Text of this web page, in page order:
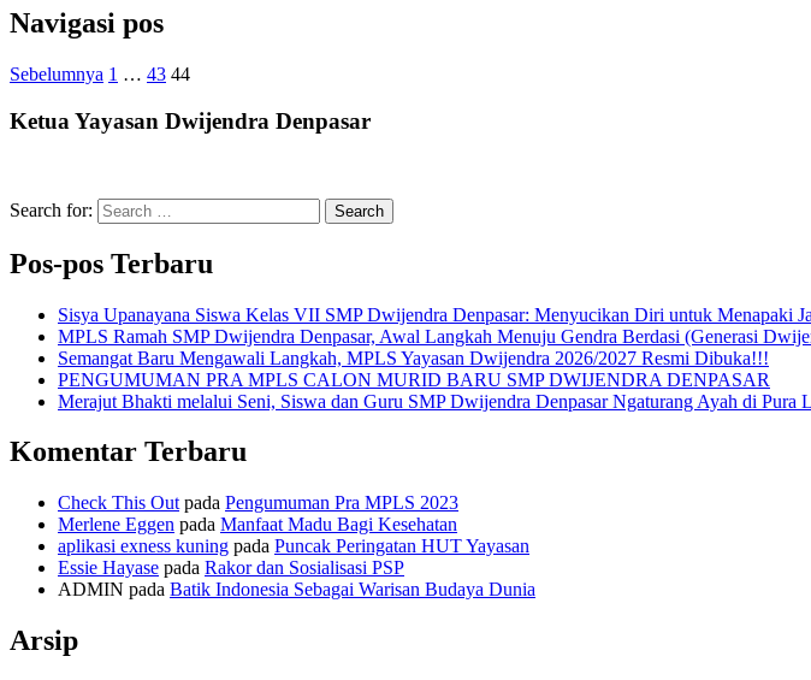
Navigasi pos
Sebelumnya 1 … 43 44
Ketua Yayasan Dwijendra Denpasar
Search for: Search
Pos-pos Terbaru
Sisya Upanayana Siswa Kelas VII SMP Dwijendra Denpasar: Menyucikan Diri untuk Menapaki
MPLS Ramah SMP Dwijendra Denpasar, Awal Langkah Menuju Gendra Berdasi (Generasi
Semangat Baru Mengawali Langkah, MPLS Yayasan Dwijendra 2026/2027 Resmi Dibuka!!!
PENGUMUMAN PRA MPLS CALON MURID BARU SMP DWIJENDRA DENPASAR
Merajut Bhakti melalui Seni, Siswa dan Guru SMP Dwijendra Denpasar Ngaturang Ayah di Pura
Komentar Terbaru
Check This Out pada Pengumuman Pra MPLS 2023
Merlene Eggen pada Manfaat Madu Bagi Kesehatan
aplikasi exness kuning pada Puncak Peringatan HUT Yayasan
Essie Hayase pada Rakor dan Sosialisasi PSP
ADMIN pada Batik Indonesia Sebagai Warisan Budaya Dunia
Arsip